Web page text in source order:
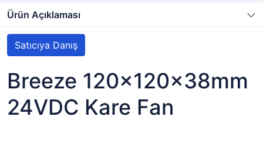
Ürün Açıklaması
Satıcıya Danış
Breeze 120x120x38mm
24VDC Kare Fan